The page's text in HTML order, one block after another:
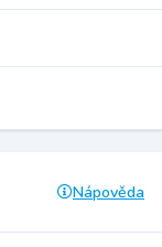
Nápověda